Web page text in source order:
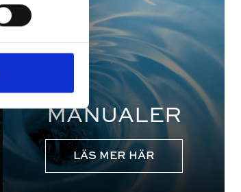
MANUALER
LÄS MER HÄR